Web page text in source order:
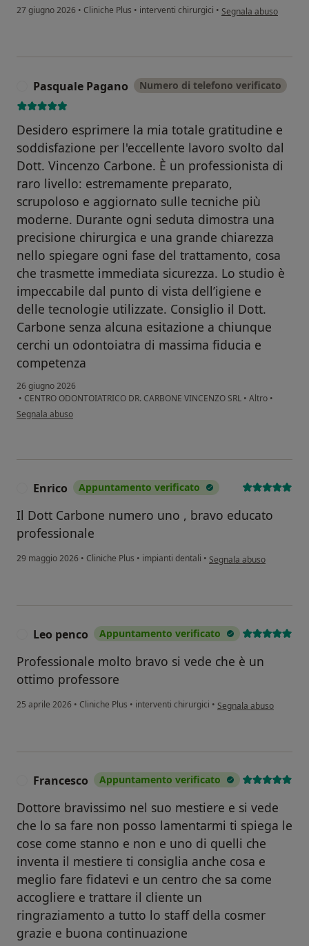
27 giugno 2026 • Cliniche Plus • interventi chirurgici • secondo l'opinione
Segnala abuso
Pasquale Pagano Numero di telefono verificato
Desidero esprimere la mia totale gratitudine e
soddisfazione per l'eccellente lavoro svolto dal
Dott. Vincenzo Carbone. È un professionista di
raro livello: estremamente preparato,
scrupoloso e aggiornato sulle tecniche più
moderne. Durante ogni seduta dimostra una
precisione chirurgica e una grande chiarezza
nello spiegare ogni fase del trattamento, cosa
che trasmette immediata sicurezza. Lo studio è
impeccabile dal punto di vista dell’igiene e
delle tecnologie utilizzate. Consiglio il Dott.
Carbone senza alcuna esitazione a chiunque
cerchi un odontoiatra di massima fiducia e
competenza
26 giugno 2026
• CENTRO ODONTOIATRICO DR. CARBONE VINCENZO SRL • Altro •
secondo l'opinione dell'utente Pasquale Pagano
Segnala abuso
Enrico Appuntamento verificato
Il Dott Carbone numero uno , bravo educato
professionale
29 maggio 2026 • Cliniche Plus • impianti dentali • secondo l'opinione
Segnala abuso
Leo penco Appuntamento verificato
Professionale molto bravo si vede che è un
ottimo professore
25 aprile 2026 • Cliniche Plus • interventi chirurgici • secondo l'opinione
Segnala abuso
Francesco Appuntamento verificato
Dottore bravissimo nel suo mestiere e si vede
che lo sa fare non posso lamentarmi ti spiega le
cose come stanno e non e uno di quelli che
inventa il mestiere ti consiglia anche cosa e
meglio fare fidatevi e un centro che sa come
accogliere e trattare il cliente un
ringraziamento a tutto lo staff della cosmer
grazie e buona continuazione